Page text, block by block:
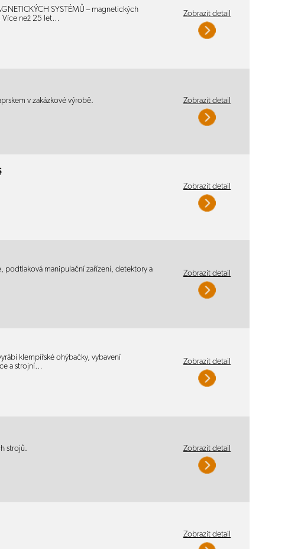
SYSTÉMŮ – magnetických
Více než 25 let…
Zobrazit detail
v zakázkové výrobě.
Zobrazit detail
Zobrazit detail
podtlaková manipulační zařízení, detektory a
Zobrazit detail
klempířské ohýbačky, vybavení
a strojní…
Zobrazit detail
strojů.
Zobrazit detail
Zobrazit detail